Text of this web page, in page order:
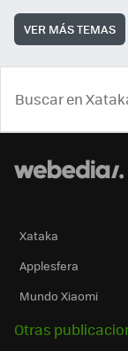
VER MÁS TEMAS
Xataka
Applesfera
Mundo Xiaomi
Otras